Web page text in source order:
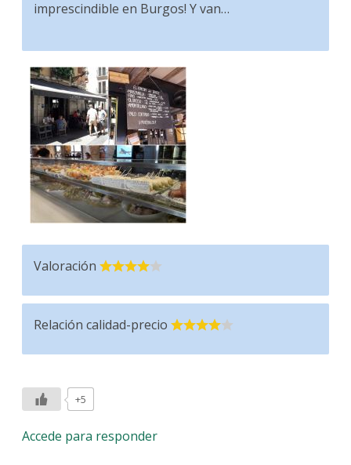
imprescindible en Burgos! Y van…
Valoración
Relación calidad-precio
+5
Accede para responder